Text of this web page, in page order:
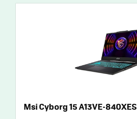
Msi Cyborg 15 A13VE-840XES